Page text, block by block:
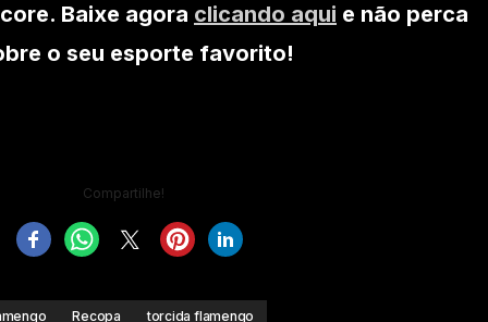
Baixe agora clicando aqui e não perca
o seu esporte favorito!
Compartilhe!
Recopa torcida flamengo